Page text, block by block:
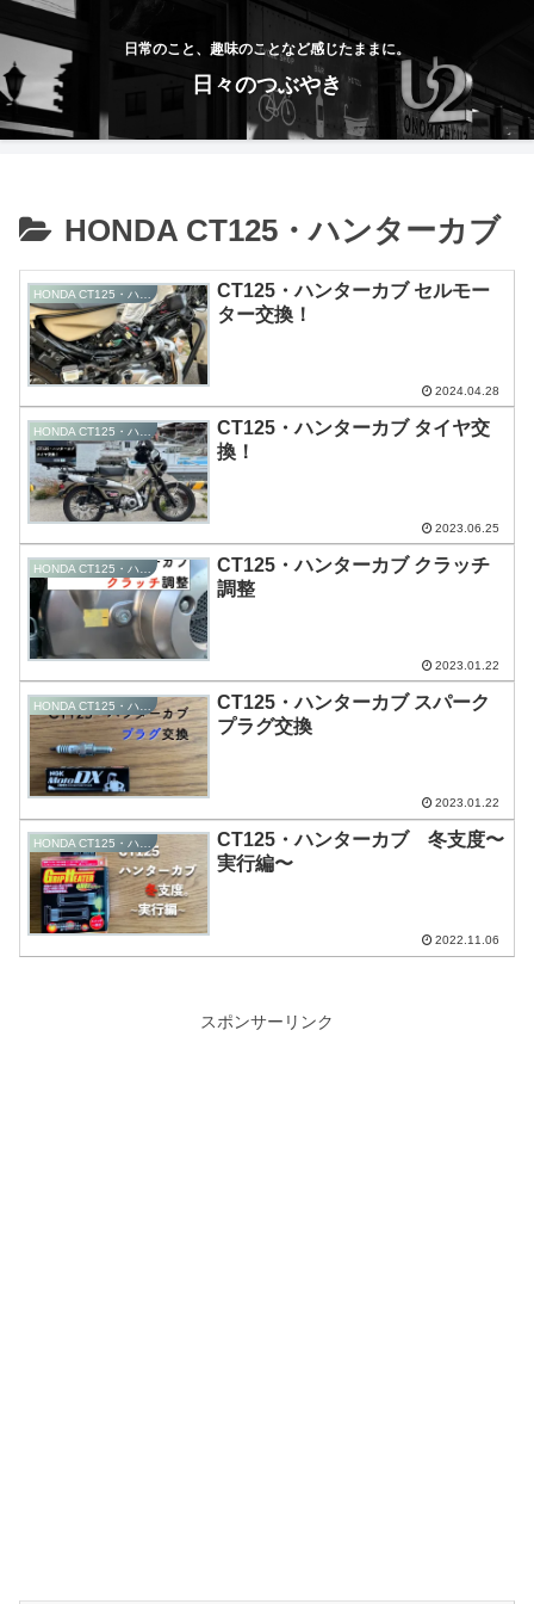
日常のこと、趣味のことなど感じたままに。
日々のつぶやき
HONDA CT125・ハンターカブ
CT125・ハンターカブ セルモー
ター交換！
2024.04.28
CT125・ハンターカブ タイヤ交
換！
2023.06.25
CT125・ハンターカブ クラッチ
調整
2023.01.22
CT125・ハンターカブ スパーク
プラグ交換
2023.01.22
CT125・ハンターカブ 冬支度〜
実行編〜
2022.11.06
スポンサーリンク